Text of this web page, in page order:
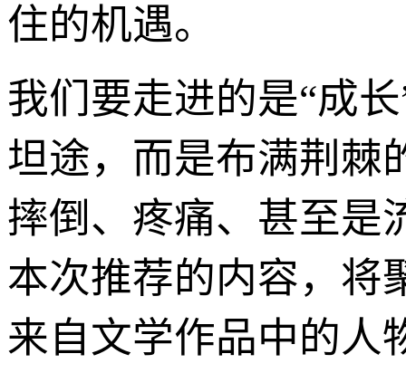
住的机遇。
我们要走进的是“成
坦途，而是布满荆棘
摔倒、疼痛、甚至是
本次推荐的内容，将
来自文学作品中的人